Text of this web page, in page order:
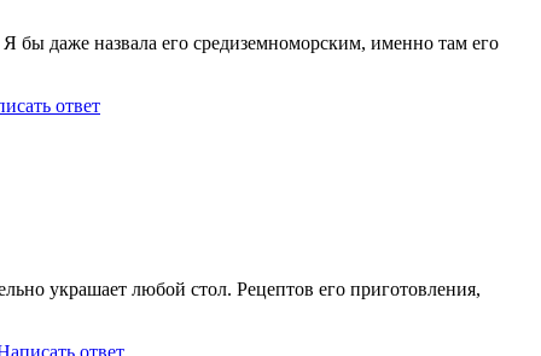
бы даже назвала его средиземноморским, именно там его
ответ
украшает любой стол. Рецептов его приготовления,